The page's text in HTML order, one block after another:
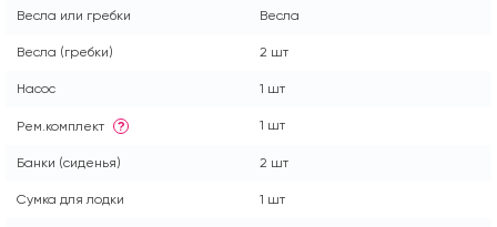
Весла или гребки Весла
Весла (гребки) 2 шт
Насос 1 шт
Рем.комплект ? 1 шт
Банки (сиденья) 2 шт
Сумка для лодки 1 шт